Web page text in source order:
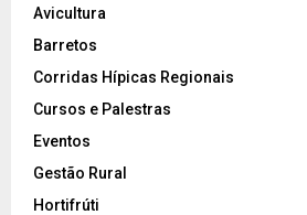
Avicultura
Barretos
Corridas Hípicas Regionais
Cursos e Palestras
Eventos
Gestão Rural
Hortifrúti